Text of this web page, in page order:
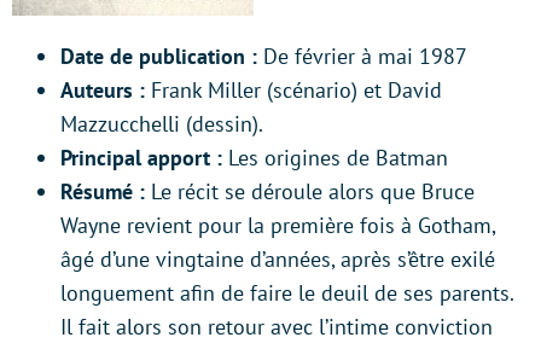
Date de publication : De février à mai 1987
Auteurs : Frank Miller (scénario) et David
Mazzucchelli (dessin).
Principal apport : Les origines de Batman
Résumé : Le récit se déroule alors que Bruce
Wayne revient pour la première fois à Gotham,
âgé d’une vingtaine d’années, après s’être exilé
longuement afin de faire le deuil de ses parents.
Il fait alors son retour avec l’intime conviction